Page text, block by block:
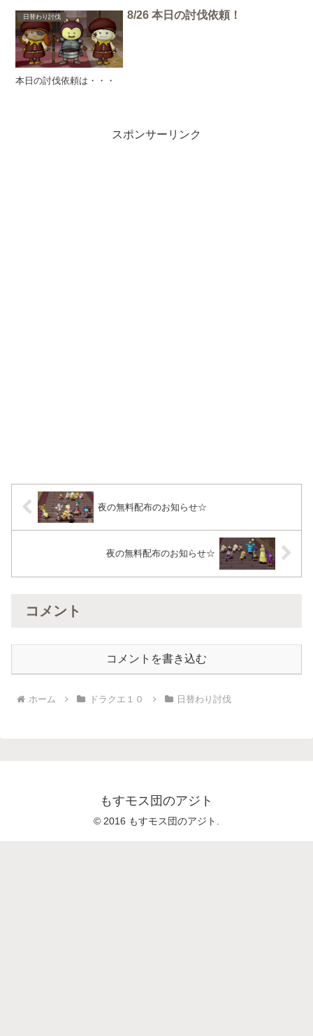
日替わり討伐 8/26 本日の討伐依頼！
本日の討伐依頼は・・・
スポンサーリンク
夜の無料配布のお知らせ☆
夜の無料配布のお知らせ☆
コメント
コメントを書き込む
ホーム ドラクエ１０ 日替わり討伐
もすモス団のアジト
© 2016 もすモス団のアジト.